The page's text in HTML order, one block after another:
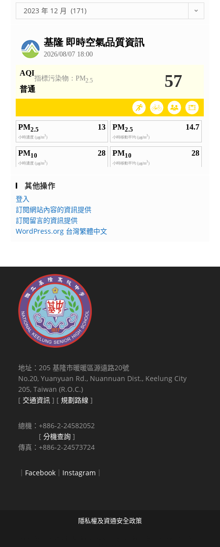
整
2023 年 12 月 (171)
其他操作
登入
訂閱網站內容的資訊提供
訂閱留言的資訊提供
WordPress.org 台灣繁體中文
地址：205 基隆市暖暖區源遠路20號
No.20, Yuanyuan Rd., Nuannuan Dist., Keelung City
205, Taiwan (R.O.C.)
[ 交通資訊 ] [規劃路線 ]
總機：+886-2-24582052
[分機查詢 ]
傳真：+886-2-24573724
｜ Facebook ｜ Instagram ｜
隱私權及資通安全政策